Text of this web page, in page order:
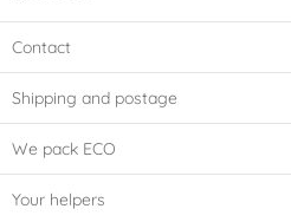
Contact
Shipping and postage
We pack ECO
Your helpers